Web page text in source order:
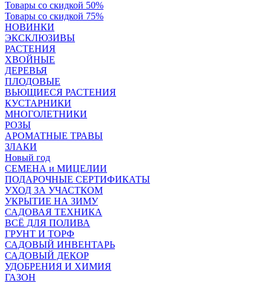
Товары со скидкой 50%
Товары со скидкой 75%
НОВИНКИ
ЭКСКЛЮЗИВЫ
РАСТЕНИЯ
ХВОЙНЫЕ
ДЕРЕВЬЯ
ПЛОДОВЫЕ
ВЬЮЩИЕСЯ РАСТЕНИЯ
КУСТАРНИКИ
МНОГОЛЕТНИКИ
РОЗЫ
АРОМАТНЫЕ ТРАВЫ
ЗЛАКИ
Новый год
СЕМЕНА и МИЦЕЛИИ
ПОДАРОЧНЫЕ СЕРТИФИКАТЫ
УХОД ЗА УЧАСТКОМ
УКРЫТИЕ НА ЗИМУ
САДОВАЯ ТЕХНИКА
ВСЁ ДЛЯ ПОЛИВА
ГРУНТ И ТОРФ
САДОВЫЙ ИНВЕНТАРЬ
САДОВЫЙ ДЕКОР
УДОБРЕНИЯ И ХИМИЯ
ГАЗОН